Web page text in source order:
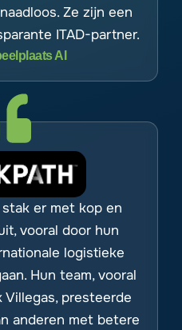
Ze zijn een
ITAD-partner.
AI
er met kop en
vooral door hun
logistieke
Hun team, vooral
presteerde
anderen met betere